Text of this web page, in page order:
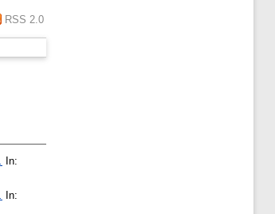
RSS 2.0
In:
In: